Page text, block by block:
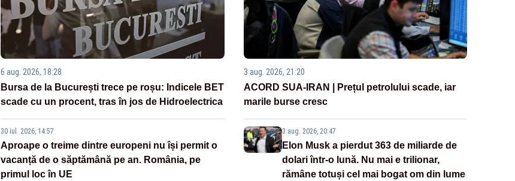
6 aug. 2026, 18:28
Bursa de la București trece pe roșu: Indicele BET
scade cu un procent, tras în jos de Hidroelectrica
30 iul. 2026, 14:57
Aproape o treime dintre europeni nu își permit o
vacanță de o săptămână pe an. România, pe
primul loc în UE
3 aug. 2026, 21:20
ACORD SUA-IRAN | Prețul petrolului scade, iar
marile burse cresc
3 aug. 2026, 20:47
Elon Musk a pierdut 363 de miliarde de
dolari într-o lună. Nu mai e trilionar,
rămâne totuși cel mai bogat om din lume